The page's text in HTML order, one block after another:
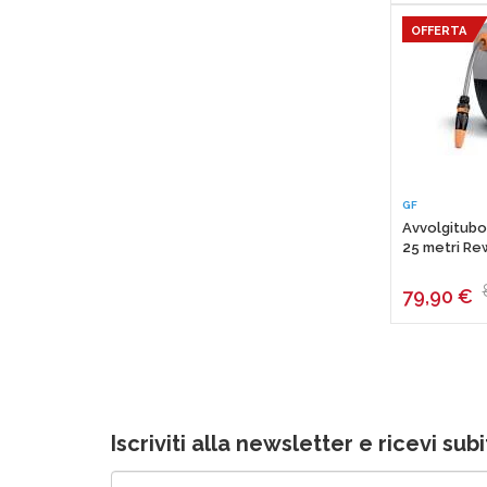
OFFERTA
GF
25 metri
79,90 €
Iscriviti alla newsletter e ricevi